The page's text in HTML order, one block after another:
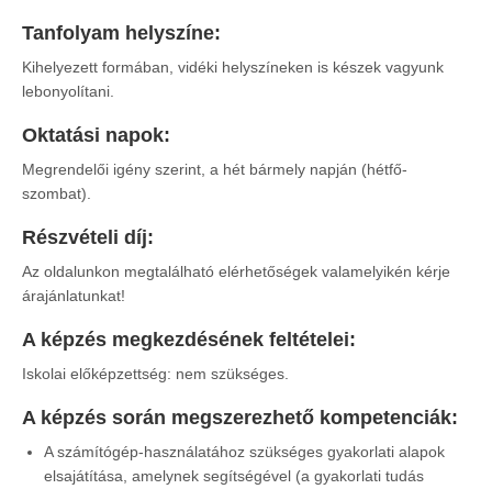
Tanfolyam helyszíne:
Kihelyezett formában, vidéki helyszíneken is készek vagyunk
lebonyolítani.
Oktatási napok:
Megrendelői igény szerint, a hét bármely napján (hétfő-
szombat).
Részvételi díj:
Az oldalunkon megtalálható elérhetőségek valamelyikén kérje
árajánlatunkat!
A képzés megkezdésének feltételei:
Iskolai előképzettség: nem szükséges.
A képzés során megszerezhető kompetenciák:
A számítógép-használatához szükséges gyakorlati alapok
elsajátítása, amelynek segítségével (a gyakorlati tudás